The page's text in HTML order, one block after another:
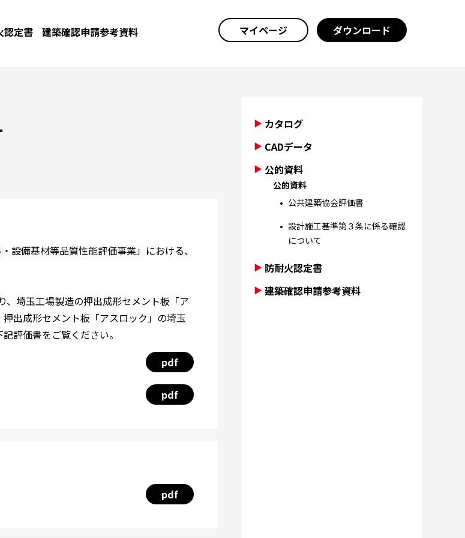
認定書 建築確認申請参考資料 マイページ ダウンロード
設備基材等品質性能評価事業」における、
埼玉工場製造の押出成形セメント板「ア
出成形セメント板「アスロック」の埼玉
評価書をご覧ください。
pdf
pdf
pdf
カタログ
CADデータ
公的資料
公的資料
公共建築協会評価書
設計施工基準第３条に係る確認
について
防耐火認定書
建築確認申請参考資料